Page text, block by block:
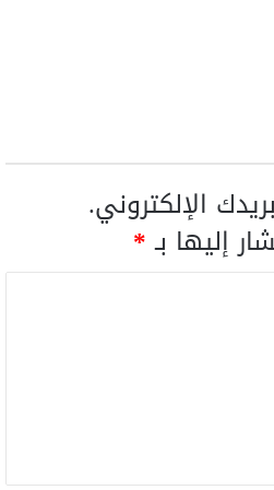
الإلكتروني.
إليها بـ*